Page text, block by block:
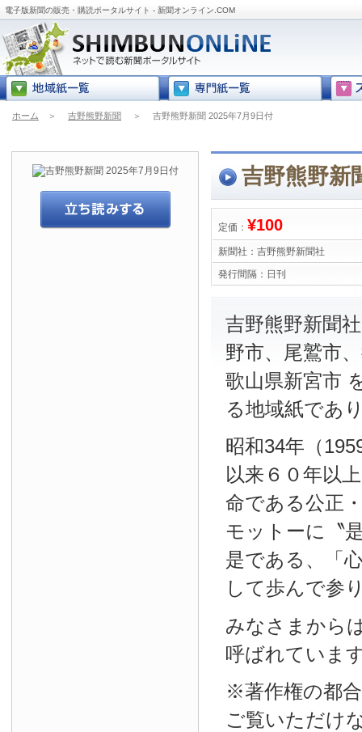
電子版新聞の販売・購読ポータルサイト - 新聞オンライン.COM
ホーム ＞ 吉野熊野新聞 ＞ 吉野熊野新聞 2025年7月9日付
吉野熊野新
定価： ¥100
新聞社： 吉野熊野新聞社
発行間隔： 日刊
吉野熊野新聞
野市、尾鷲市
歌山県新宮市
る地域紙であ
昭和34年（
以来６０年以
命である公正
モットーに〝
是である、「
して歩んで参
みなさまから
呼ばれていま
※著作権の都
ご覧いただけ